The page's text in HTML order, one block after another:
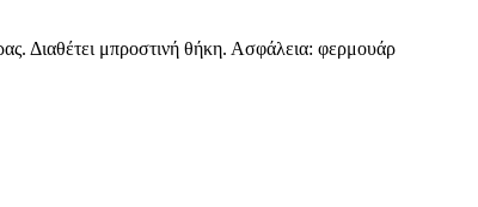
Διαθέτει μπροστινή θήκη. Ασφάλεια: φερμουάρ